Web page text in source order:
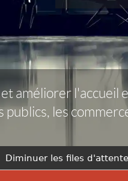
améliorer l'accueil
publics, les
Diminuer les files